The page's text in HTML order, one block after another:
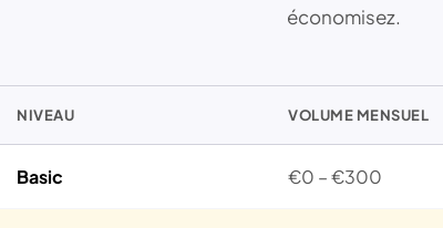
économisez.
NIVEAU VOLUME MENSUEL
Basic €0 – €300